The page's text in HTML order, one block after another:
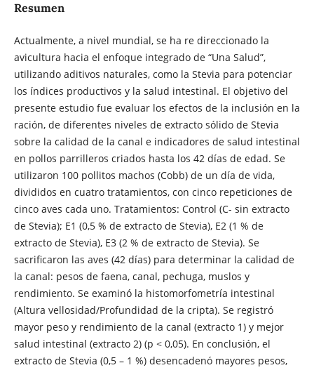
Resumen
Actualmente, a nivel mundial, se ha re direccionado la
avicultura hacia el enfoque integrado de “Una Salud”,
utilizando aditivos naturales, como la Stevia para potenciar
los índices productivos y la salud intestinal. El objetivo del
presente estudio fue evaluar los efectos de la inclusión en la
ración, de diferentes niveles de extracto sólido de Stevia
sobre la calidad de la canal e indicadores de salud intestinal
en pollos parrilleros criados hasta los 42 días de edad. Se
utilizaron 100 pollitos machos (Cobb) de un día de vida,
divididos en cuatro tratamientos, con cinco repeticiones de
cinco aves cada uno. Tratamientos: Control (C- sin extracto
de Stevia); E1 (0,5 % de extracto de Stevia), E2 (1 % de
extracto de Stevia), E3 (2 % de extracto de Stevia). Se
sacrificaron las aves (42 días) para determinar la calidad de
la canal: pesos de faena, canal, pechuga, muslos y
rendimiento. Se examinó la histomorfometría intestinal
(Altura vellosidad/Profundidad de la cripta). Se registró
mayor peso y rendimiento de la canal (extracto 1) y mejor
salud intestinal (extracto 2) (p < 0,05). En conclusión, el
extracto de Stevia (0,5 – 1 %) desencadenó mayores pesos,